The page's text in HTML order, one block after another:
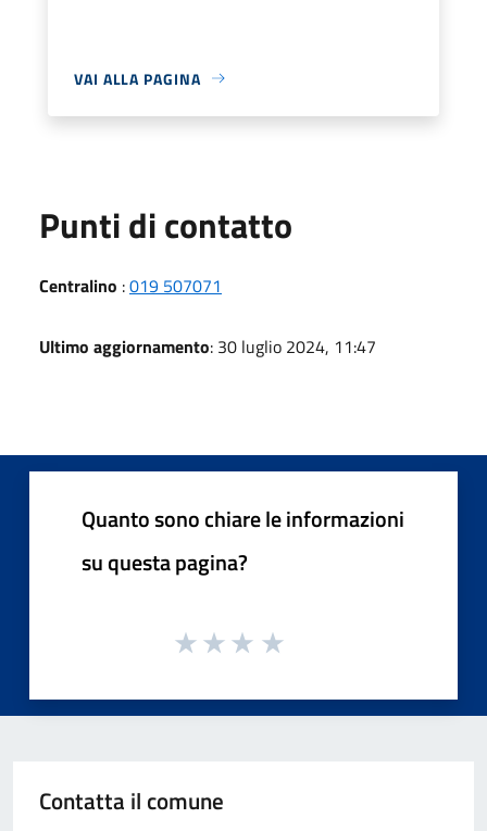
VAI ALLA PAGINA
Punti di contatto
Centralino :019 507071
Ultimo aggiornamento: 30 luglio 2024, 11:47
Quanto sono chiare le informazioni
su questa pagina?
Contatta il comune